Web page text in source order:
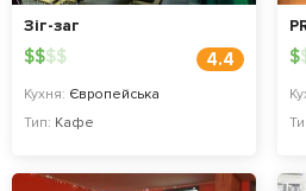
Зіг-заг
Кухня: Європейська
Тип: Кафе
4.4
$$$$ $